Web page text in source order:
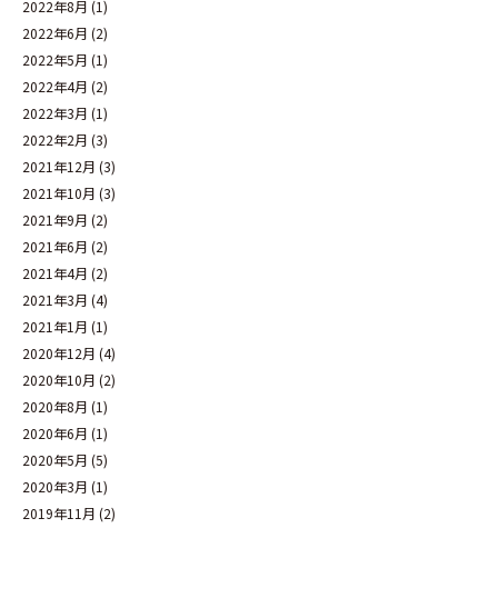
2022年8月 (1)
2022年6月 (2)
2022年5月 (1)
2022年4月 (2)
2022年3月 (1)
2022年2月 (3)
2021年12月 (3)
2021年10月 (3)
2021年9月 (2)
2021年6月 (2)
2021年4月 (2)
2021年3月 (4)
2021年1月 (1)
2020年12月 (4)
2020年10月 (2)
2020年8月 (1)
2020年6月 (1)
2020年5月 (5)
2020年3月 (1)
2019年11月 (2)